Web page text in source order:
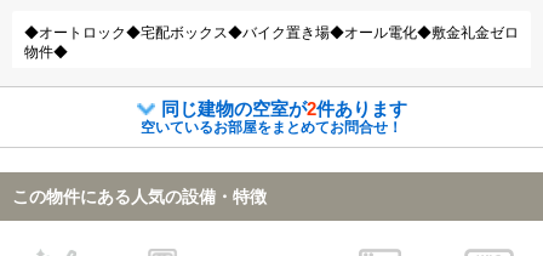
◆オートロック◆宅配ボックス◆バイク置き場◆オール電化◆敷金礼金ゼロ
物件◆
同じ建物の空室が2件あります
空いているお部屋をまとめてお問合せ！
この物件にある人気の設備・特徴